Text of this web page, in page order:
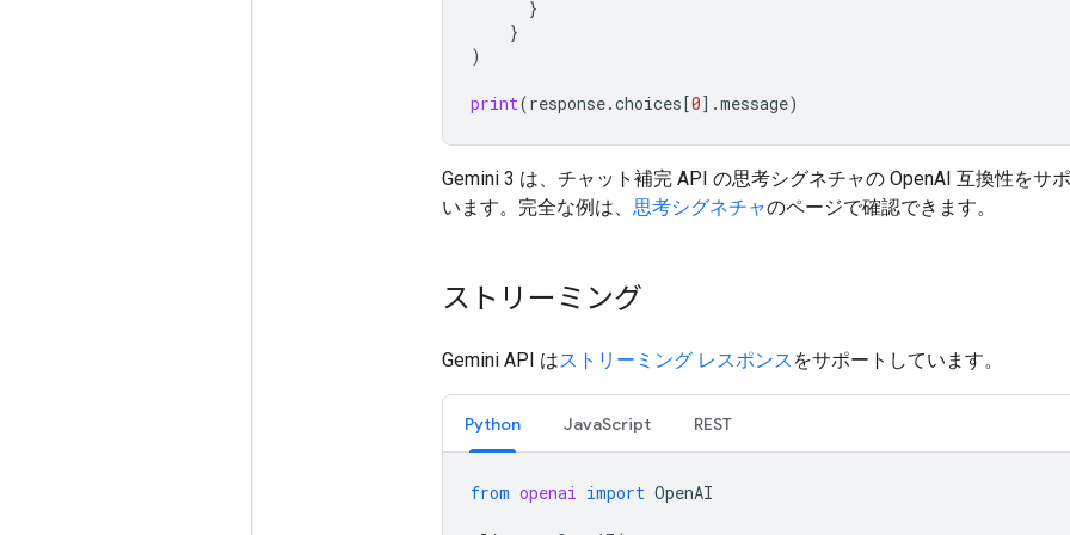
}
}
)
print(response.choices[0] .message)
Gemini 3 は、チャット補完 API の思考シグネチャの OpenAI 互換性をサ
います。完全な例は、 思考シグネチャのページで確認できます。
ストリーミング
Gemini API はストリーミング レスポンス をサポートしています。
Python JavaScript REST
from openai import OpenAI